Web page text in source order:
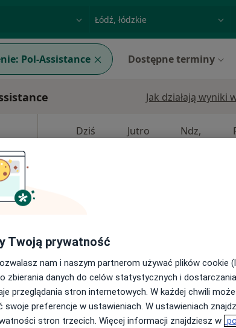
badanie lub nazwiskomiasto lub dzielnica
Pol-Assistance Dostępne terminy
Jak działają wyniki
Dziś Jutro Ndz,
Dziś Jutro Ndz,
Twoją prywatność
nam i naszym partnerom używać plików cookie
zbierania danych do celów statystycznych i
przeglądania stron internetowych. W każdej chwili
swoje preferencje w ustawieniach. W ustawieniach
stron trzecich. Więcej informacji znajdziesz w